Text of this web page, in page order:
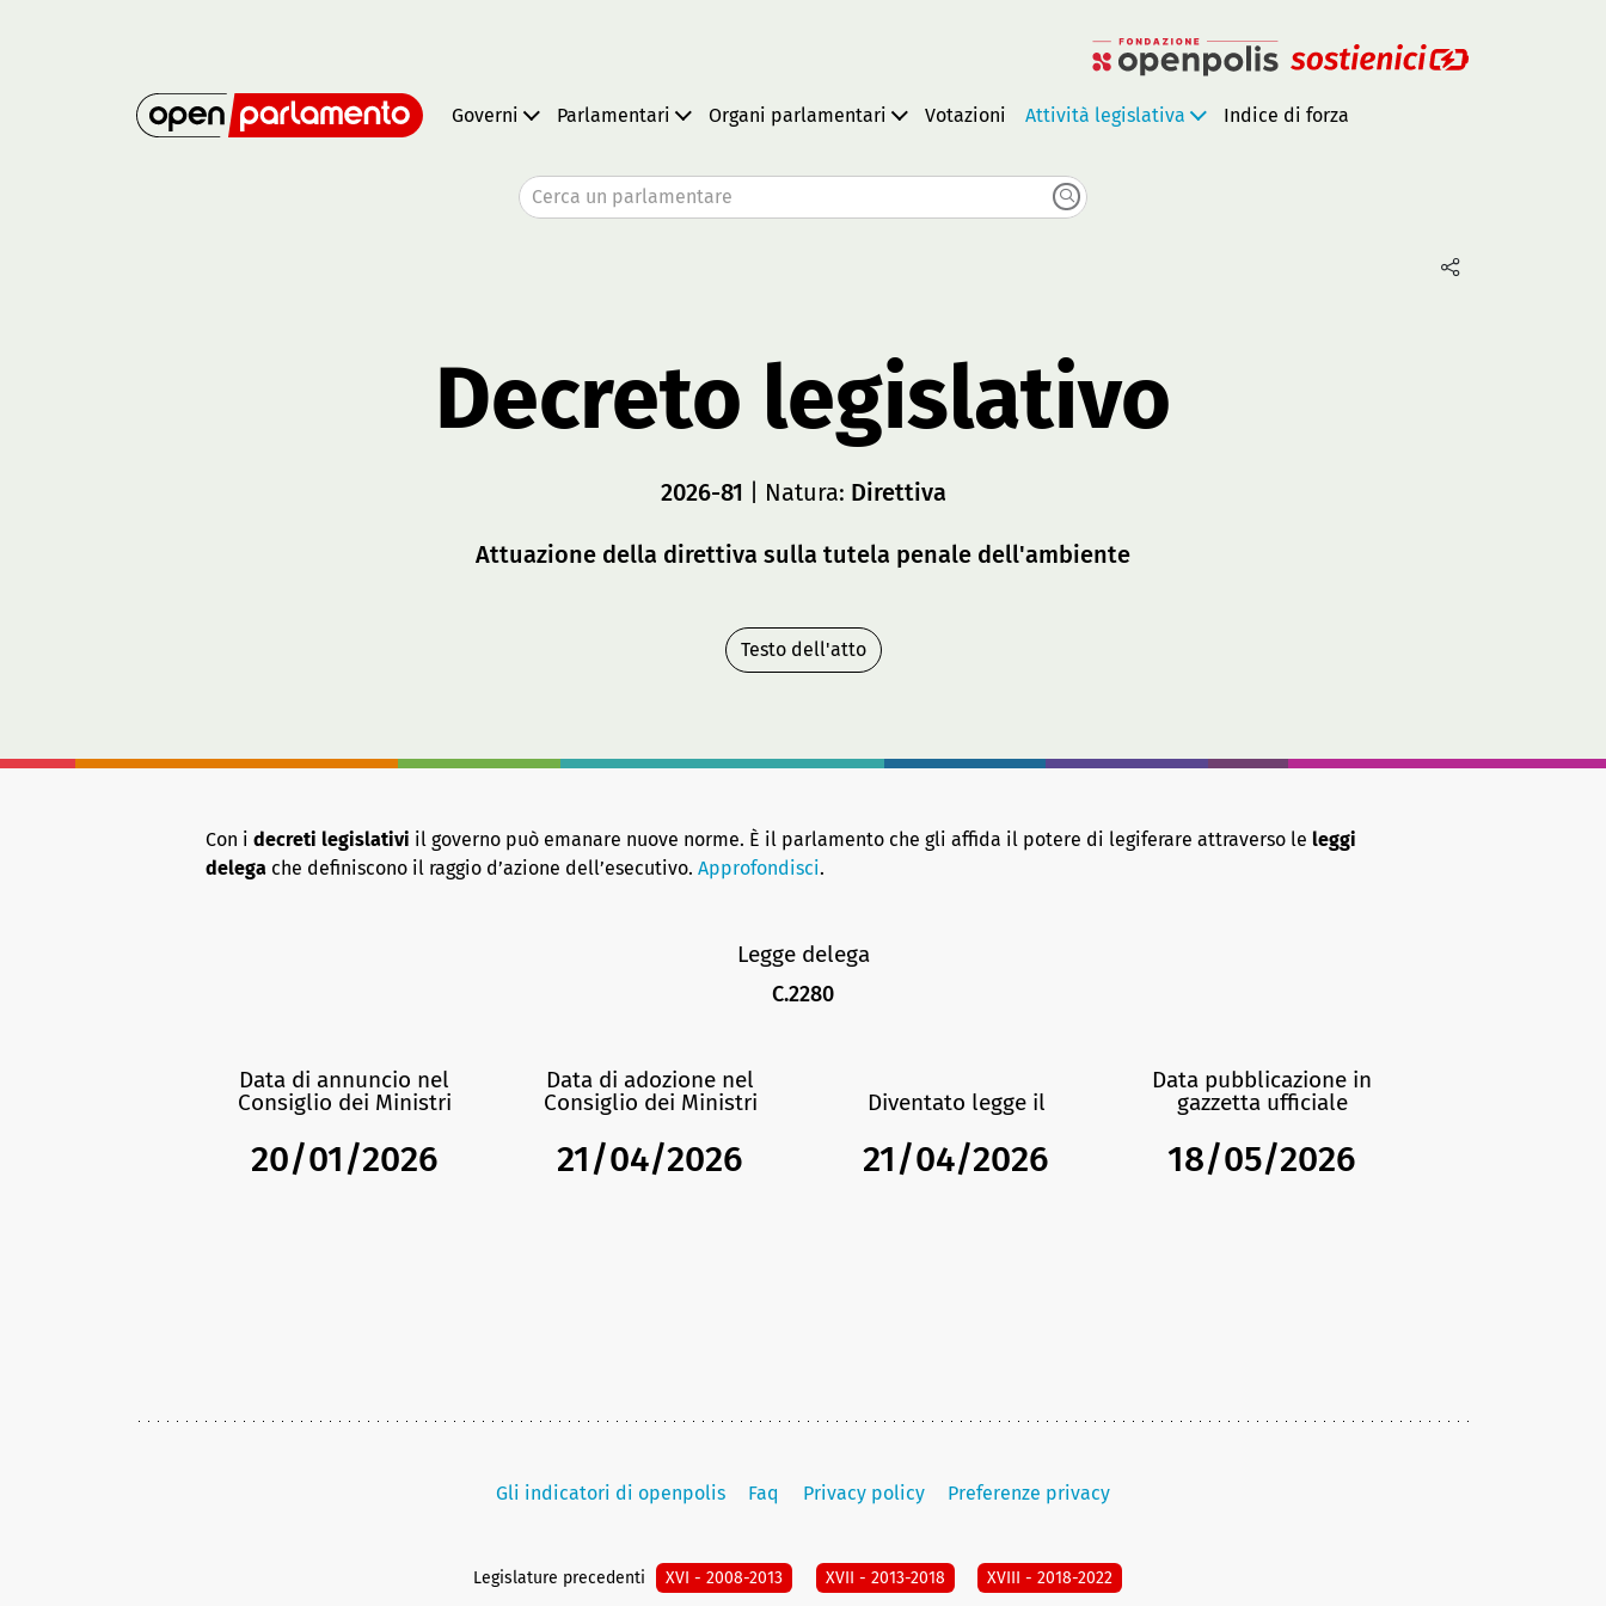
Governi Parlamentari Organi parlamentari Votazioni Attività legislativa Indice di forza
Cerca un parlamentare
Decreto legislativo
2026-81 | Natura: Direttiva
Attuazione della direttiva sulla tutela penale dell'ambiente
Testo dell'atto
Con i decreti legislativi il governo può emanare nuove norme. È il parlamento che gli affida il potere di legiferare attraverso le leggi
delega che definiscono il raggio d’azione dell’esecutivo. Approfondisci.
Legge delega
C.2280
Data di annuncio nel
Consiglio dei Ministri
20/01/2026
Data di adozione nel
Consiglio dei Ministri
21/04/2026
Diventato legge il
21/04/2026
Data pubblicazione in
gazzetta ufficiale
18/05/2026
Gli indicatori di openpolis Faq Privacy policy Preferenze privacy
Legislature precedenti XVI - 2008-2013 XVII - 2013-2018 XVIII - 2018-2022